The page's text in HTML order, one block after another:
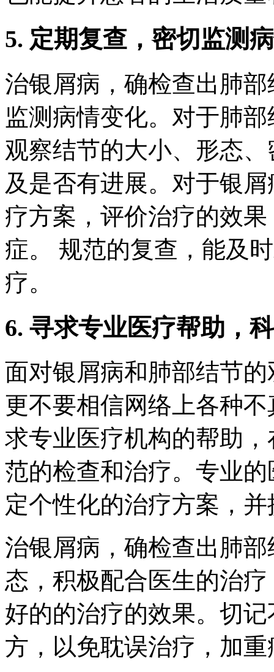
5. 定期复查，密切监测
治银屑病，确检查出肺
监测病情变化。对于肺
观察结节的大小、形态
及是否有进展。对于银
疗方案，评价治疗的效
症。 规范的复查，能及
疗。
6. 寻求专业医疗帮助，
面对银屑病和肺部结节
更不要相信网络上各种
求专业医疗机构的帮助
范的检查和治疗。专业
定个性化的治疗方案，
治银屑病，确检查出肺
态，积极配合医生的治
好的的治疗的效果。切
方，以免耽误治疗，加重